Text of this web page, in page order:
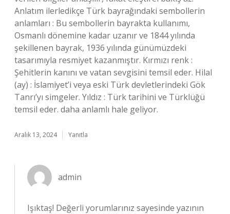
Anlatım ilerledikçe Türk bayrağındaki sembollerin
anlamları : Bu sembollerin bayrakta kullanımı,
Osmanlı dönemine kadar uzanır ve 1844 yılında
şekillenen bayrak, 1936 yılında günümüzdeki
tasarımıyla resmiyet kazanmıştır. Kırmızı renk :
Şehitlerin kanını ve vatan sevgisini temsil eder. Hilal
(ay) : İslamiyet’i veya eski Türk devletlerindeki Gök
Tanrı’yı simgeler. Yıldız : Türk tarihini ve Türklüğü
temsil eder. daha anlamlı hale geliyor.
Aralık 13, 2024 Yanıtla
admin
Işıktaş! Değerli yorumlarınız sayesinde yazının